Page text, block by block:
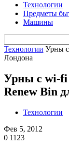
Технологии
Предметы
Машины
Технологии Урны
Лондона
Урны с wi-fi
Renew Bin
Технологии
Фев 5, 2012
0 1123